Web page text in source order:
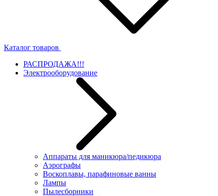
Каталог товаров
РАСПРОДАЖА!!!
Электрооборудование
Аппараты для маникюра/педикюра
Аэрографы
Воскоплавы, парафиновые ванны
Лампы
Пылесборники